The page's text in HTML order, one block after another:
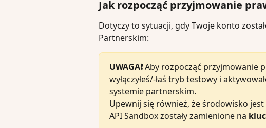
Jak rozpocząć przyjmowanie
Dotyczy to sytuacji, gdy Twoje konto
Partnerskim:
UWAGA❗️ Aby rozpocząć przyjmowanie
wyłączyłeś/-łaś tryb testowy i
systemie partnerskim.
Upewnij się również, że środowisko
API Sandbox zostały zamienione na